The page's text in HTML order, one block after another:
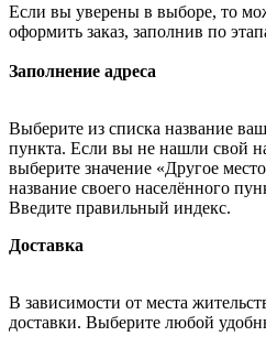
Если вы уверены в выборе, то
оформить заказ, заполнив по
Заполнение адреса
Выберите из списка название
пункта. Если вы не нашли свой
выберите значение «Другое
название своего населённого
Введите правильный индекс.
Доставка
В зависимости от места
доставки. Выберите любой